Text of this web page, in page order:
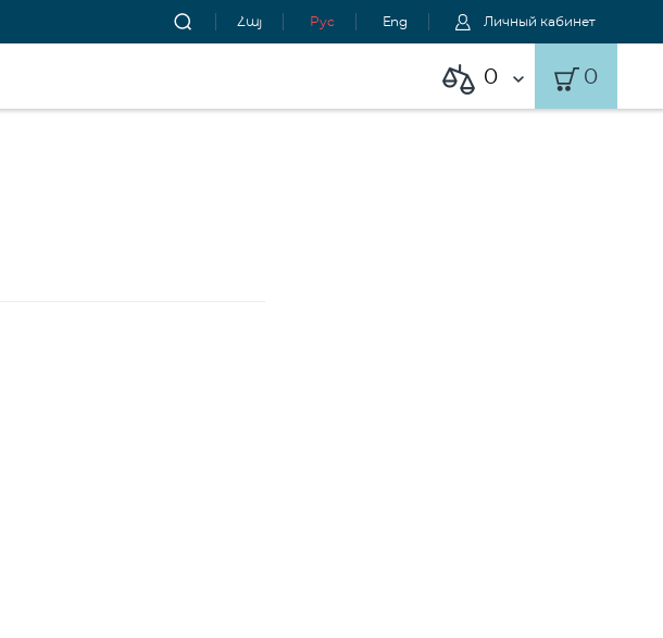
Հայ Рус Eng Личный кабинет
0 0